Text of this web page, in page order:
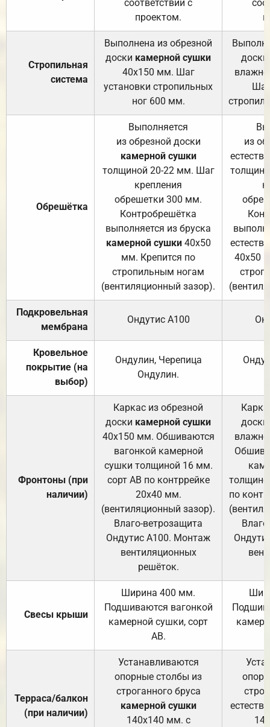
соответствии с
проектом.
Стропильная
система
Выполнена из обрезной
доски камерной сушки
40х150 мм. Шаг
установки стропильных
ног 600 мм.
доски
Обрешётка
Выполняется
из обрезной доски
камерной сушки
толщиной 20-22 мм. Шаг
крепления
обрешетки 300 мм.
Контробрешётка
выполняется из бруска
камерной сушки40х50
мм. Крепится по
стропильным ногам
(вентиляционный зазор).
из
40х50
Подкровельная
мембрана
Ондутис А100
Кровельное
покрытие (на
выбор)
Ондулин, Черепица
Ондулин.
Фронтоны (при
наличии)
Каркас из обрезной
доски камерной сушки
40х150 мм. Обшиваются
вагонкой камерной
сушки толщиной 16 мм.
сорт АВ по контррейке
20х40 мм.
(вентиляционный зазор).
Влаго-ветрозащита
Ондутис А100. Монтаж
вентиляционных
решёток.
доски
по
Свесы крыши
Ширина 400 мм.
Подшиваются вагонкой
камерной сушки, сорт
АВ.
Терраса/балкон
(при наличии)
Устанавливаются
опорные столбы из
строганного бруса
камерной сушки
140х140 мм. с